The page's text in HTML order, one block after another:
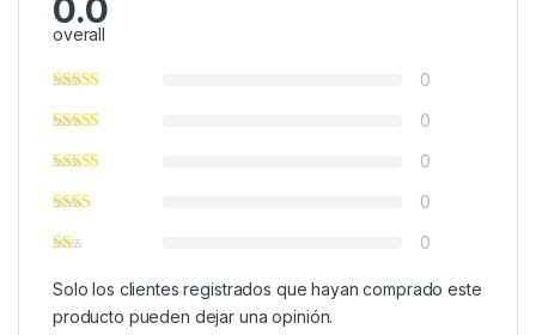
0.0
overall
0
0
0
0
0
Solo los clientes registrados que hayan comprado este
producto pueden dejar una opinión.